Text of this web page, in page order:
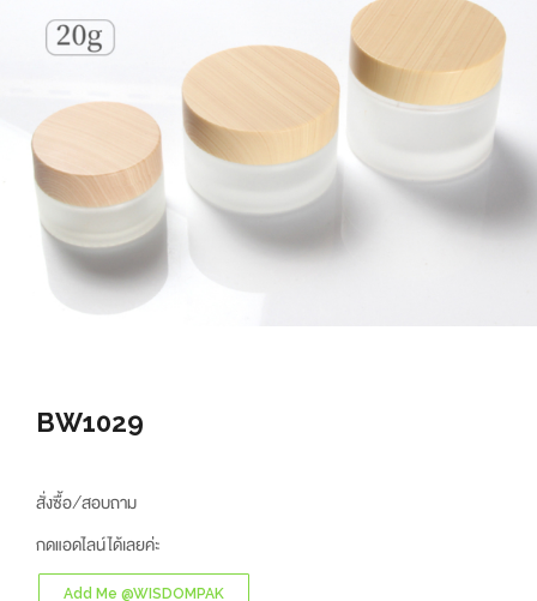
BW1029
สั่งซื้อ/สอบถาม
กดแอดไลน์ได้เลยค่ะ
Add Me @WISDOMPAK